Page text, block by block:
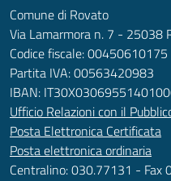
Comune di Rovato
Via Lamarmora n. 7 - 25038
Codice fiscale: 00450610175
Partita IVA: 00563420983
IBAN:
Ufficio Relazioni con il
Posta Elettronica Certificata
Posta elettronica ordinaria
Centralino: 030.77131 - Fax